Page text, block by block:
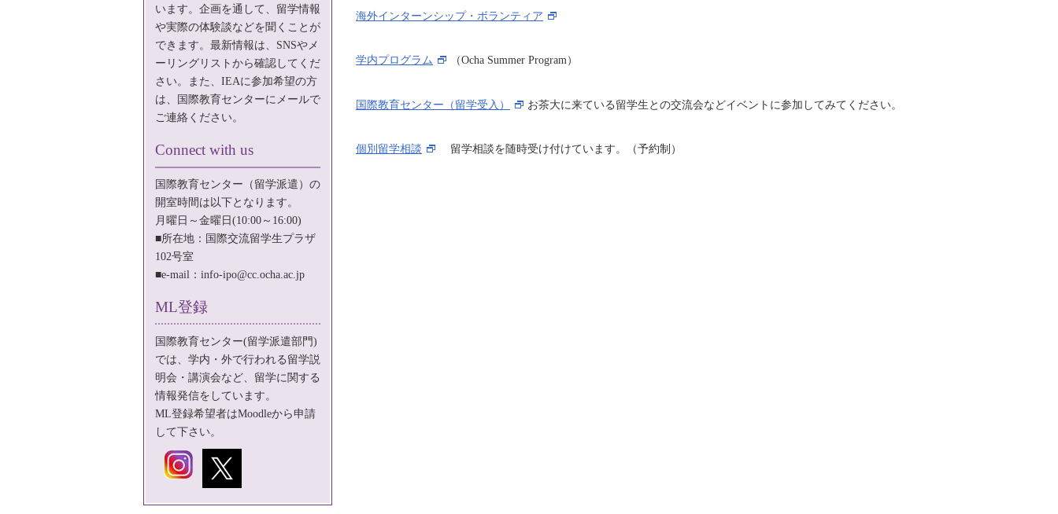
海外インターンシップ・ボランティア
学内プログラム （Ocha Summer Program）
国際教育センター（留学受入） お茶大に来ている留学生との交流会などイベントに参加してみてください。
個別留学相談 留学相談を随時受け付けています。（予約制）
います。企画を通して、留学情報
や実際の体験談などを聞くことが
できます。最新情報は、SNSやメ
ーリングリストから確認してくだ
さい。また、IEAに参加希望の方
は、国際教育センターにメールで
ご連絡ください。
Connect with us
国際教育センター（留学派遣）の
開室時間は以下となります。
月曜日～金曜日(10:00～16:00)
■所在地：国際交流留学生プラザ
102号室
■e-mail： info-ipo@cc.ocha.ac.jp
ML登録
国際教育センター(留学派遣部門)
では、学内・外で行われる留学説
明会・講演会など、留学に関する
情報発信をしています。
ML登録希望者はMoodleから申請
して下さい。